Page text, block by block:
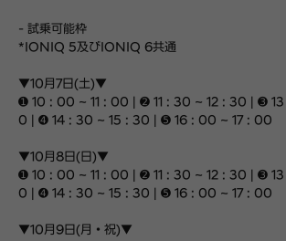
- 試乗可能枠
*IONIQ 5及びIONIQ 6共通
▼10月7日(土)▼
➊ 10 : 00 ~ 11 : 00 | ➋ 11 : 30 ~ 12 : 30 | ➌
0 | ➍ 14 : 30 ~ 15 : 30 | ➎ 16 : 00 ~ 17 : 00
▼10月8日(日)▼
➊ 10 : 00 ~ 11 : 00 | ➋ 11 : 30 ~ 12 : 30 | ➌
0 | ➍ 14 : 30 ~ 15 : 30 | ➎ 16 : 00 ~ 17 : 00
▼10月9日(月・祝)▼